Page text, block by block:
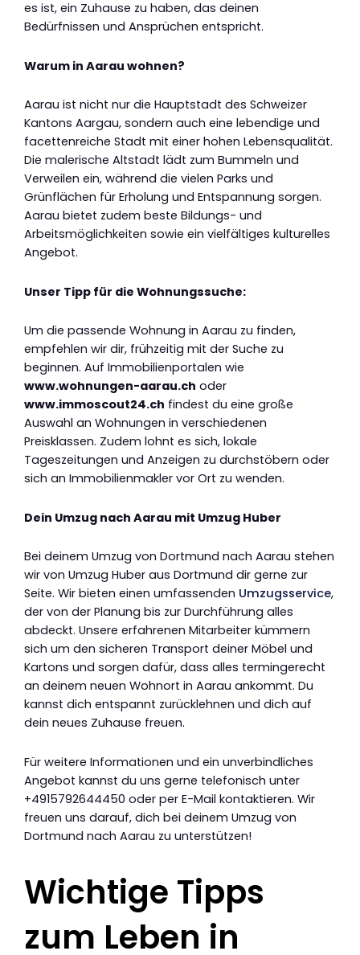
es ist, ein Zuhause zu haben, das deinen
Bedürfnissen und Ansprüchen entspricht.
Warum in Aarau wohnen?
Aarau ist nicht nur die Hauptstadt des Schweizer
Kantons Aargau, sondern auch eine lebendige und
facettenreiche Stadt mit einer hohen Lebensqualität.
Die malerische Altstadt lädt zum Bummeln und
Verweilen ein, während die vielen Parks und
Grünflächen für Erholung und Entspannung sorgen.
Aarau bietet zudem beste Bildungs- und
Arbeitsmöglichkeiten sowie ein vielfältiges kulturelles
Angebot.
Unser Tipp für die Wohnungssuche:
Um die passende Wohnung in Aarau zu finden,
empfehlen wir dir, frühzeitig mit der Suche zu
beginnen. Auf Immobilienportalen wie
www.wohnungen-aarau.ch oder
www.immoscout24.ch findest du eine große
Auswahl an Wohnungen in verschiedenen
Preisklassen. Zudem lohnt es sich, lokale
Tageszeitungen und Anzeigen zu durchstöbern oder
sich an Immobilienmakler vor Ort zu wenden.
Dein Umzug nach Aarau mit Umzug Huber
Bei deinem Umzug von Dortmund nach Aarau stehen
wir von Umzug Huber aus Dortmund dir gerne zur
Seite. Wir bieten einen umfassenden Umzugsservice,
der von der Planung bis zur Durchführung alles
abdeckt. Unsere erfahrenen Mitarbeiter kümmern
sich um den sicheren Transport deiner Möbel und
Kartons und sorgen dafür, dass alles termingerecht
an deinem neuen Wohnort in Aarau ankommt. Du
kannst dich entspannt zurücklehnen und dich auf
dein neues Zuhause freuen.
Für weitere Informationen und ein unverbindliches
Angebot kannst du uns gerne telefonisch unter
+4915792644450 oder per E-Mail kontaktieren. Wir
freuen uns darauf, dich bei deinem Umzug von
Dortmund nach Aarau zu unterstützen!
Wichtige Tipps
zum Leben in